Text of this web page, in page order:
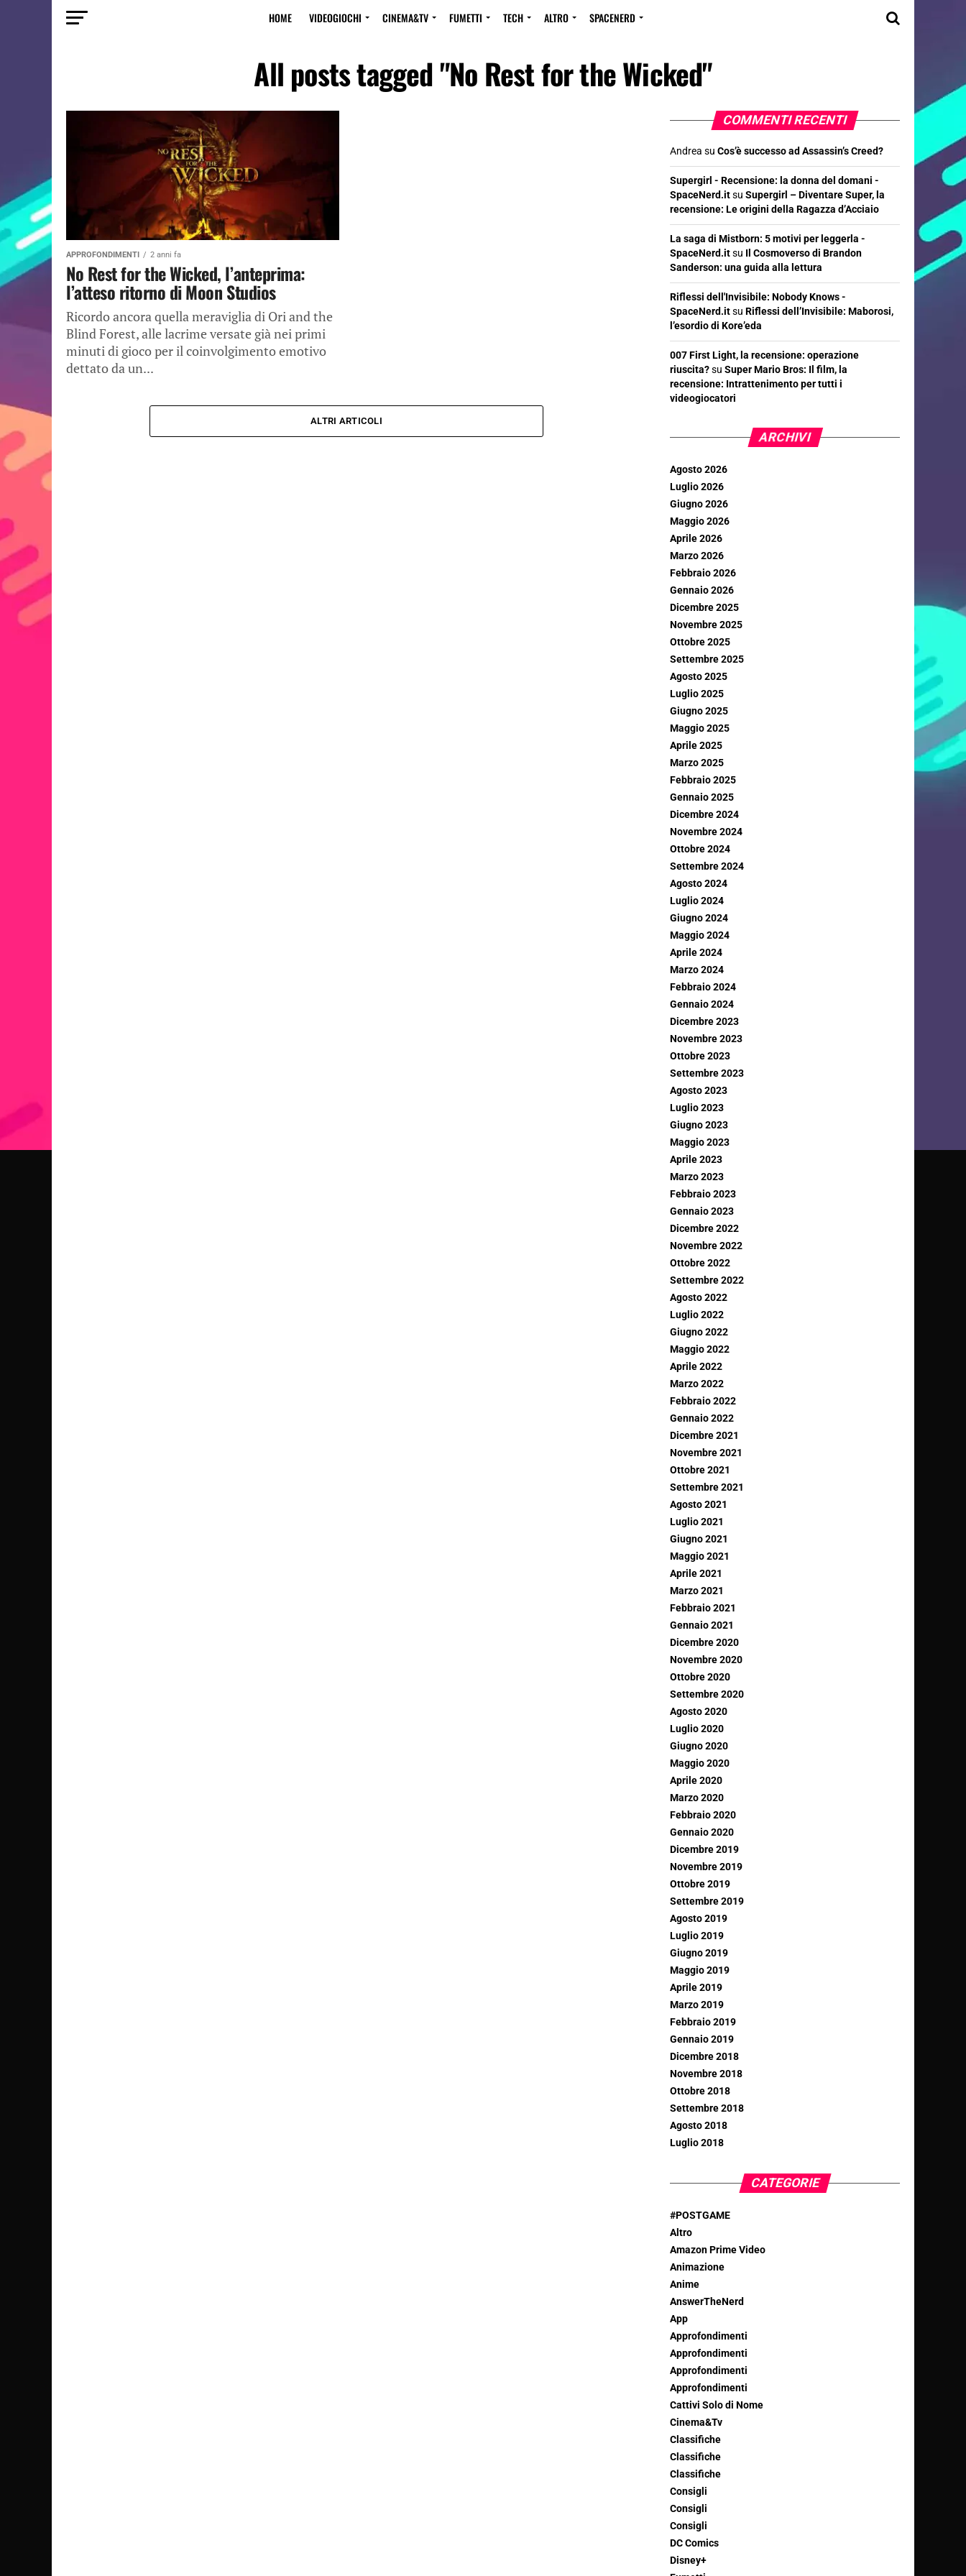
HOME VIDEOGIOCHI CINEMA&TV FUMETTI TECH ALTRO SPACENERD
All posts tagged "No Rest for the Wicked"
APPROFONDIMENTI 2 anni fa
No Rest for the Wicked, l’anteprima:
l’atteso ritorno di Moon Studios
Ricordo ancora quella meraviglia di Ori and the
Blind Forest, alle lacrime versate già nei primi
minuti di gioco per il coinvolgimento emotivo
dettato da un...
ALTRI ARTICOLI
COMMENTI RECENTI
Andrea su Cos’è successo ad Assassin’s Creed?
Supergirl - Recensione: la donna del domani -
SpaceNerd.itsu Supergirl – Diventare Super, la
recensione: Le origini della Ragazza d’Acciaio
La saga di Mistborn: 5 motivi per leggerla -
SpaceNerd.itsu Il Cosmoverso di Brandon
Sanderson: una guida alla lettura
Riflessi dell'Invisibile: Nobody Knows -
SpaceNerd.itsu Riflessi dell’Invisibile: Maborosi,
l’esordio di Kore’eda
007 First Light, la recensione: operazione
riuscita?su Super Mario Bros: Il film, la
recensione: Intrattenimento per tutti i
videogiocatori
ARCHIVI
Agosto 2026
Luglio 2026
Giugno 2026
Maggio 2026
Aprile 2026
Marzo 2026
Febbraio 2026
Gennaio 2026
Dicembre 2025
Novembre 2025
Ottobre 2025
Settembre 2025
Agosto 2025
Luglio 2025
Giugno 2025
Maggio 2025
Aprile 2025
Marzo 2025
Febbraio 2025
Gennaio 2025
Dicembre 2024
Novembre 2024
Ottobre 2024
Settembre 2024
Agosto 2024
Luglio 2024
Giugno 2024
Maggio 2024
Aprile 2024
Marzo 2024
Febbraio 2024
Gennaio 2024
Dicembre 2023
Novembre 2023
Ottobre 2023
Settembre 2023
Agosto 2023
Luglio 2023
Giugno 2023
Maggio 2023
Aprile 2023
Marzo 2023
Febbraio 2023
Gennaio 2023
Dicembre 2022
Novembre 2022
Ottobre 2022
Settembre 2022
Agosto 2022
Luglio 2022
Giugno 2022
Maggio 2022
Aprile 2022
Marzo 2022
Febbraio 2022
Gennaio 2022
Dicembre 2021
Novembre 2021
Ottobre 2021
Settembre 2021
Agosto 2021
Luglio 2021
Giugno 2021
Maggio 2021
Aprile 2021
Marzo 2021
Febbraio 2021
Gennaio 2021
Dicembre 2020
Novembre 2020
Ottobre 2020
Settembre 2020
Agosto 2020
Luglio 2020
Giugno 2020
Maggio 2020
Aprile 2020
Marzo 2020
Febbraio 2020
Gennaio 2020
Dicembre 2019
Novembre 2019
Ottobre 2019
Settembre 2019
Agosto 2019
Luglio 2019
Giugno 2019
Maggio 2019
Aprile 2019
Marzo 2019
Febbraio 2019
Gennaio 2019
Dicembre 2018
Novembre 2018
Ottobre 2018
Settembre 2018
Agosto 2018
Luglio 2018
CATEGORIE
#POSTGAME
Altro
Amazon Prime Video
Animazione
Anime
AnswerTheNerd
App
Approfondimenti
Approfondimenti
Approfondimenti
Approfondimenti
Cattivi Solo di Nome
Cinema&Tv
Classifiche
Classifiche
Classifiche
Consigli
Consigli
Consigli
DC Comics
Disney+